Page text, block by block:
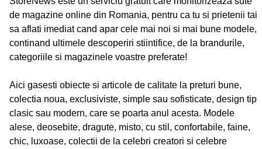
de magazine online din Romania, pentru ca tu si prietenii tai
sa aflati imediat cand apar cele mai noi si mai bune modele,
continand ultimele descoperiri stiintifice, de la brandurile,
categoriile si magazinele voastre preferate!
Aici gasesti obiecte si articole de calitate la preturi bune,
colectia noua, exclusiviste, simple sau sofisticate, design tip
clasic sau modern, care se poarta anul acesta. Modele
alese, deosebite, dragute, misto, cu stil, confortabile, faine,
chic, luxoase, colectii de la celebri creatori si celebre